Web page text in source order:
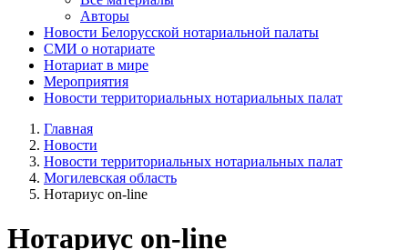
Авторы
Новости Белорусской нотариальной палаты
СМИ о нотариате
Нотариат в мире
Мероприятия
Новости территориальных нотариальных палат
Главная
Новости
Новости территориальных нотариальных палат
Могилевская область
Нотариус on-line
Нотариус on-line